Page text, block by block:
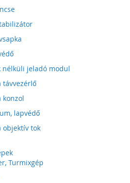
nélküli jeladó modul
távvezérlő
konzol
lapvédő
objektív tok
Turmixgép